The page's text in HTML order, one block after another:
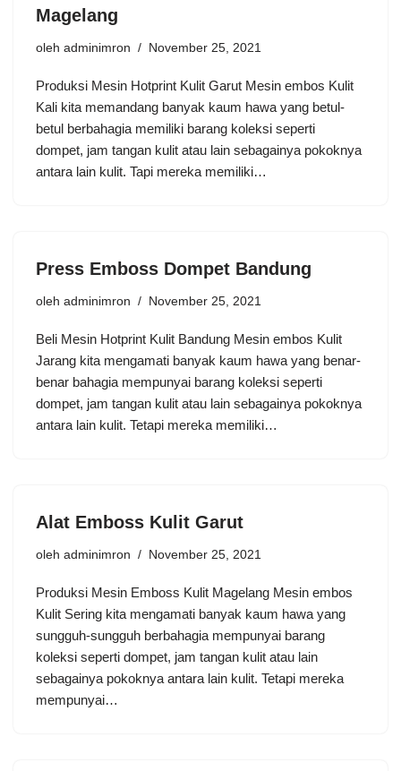
Magelang
oleh adminimron November 25, 2021
Produksi Mesin Hotprint Kulit Garut Mesin embos Kulit
Kali kita memandang banyak kaum hawa yang betul-
betul berbahagia memiliki barang koleksi seperti
dompet, jam tangan kulit atau lain sebagainya pokoknya
antara lain kulit. Tapi mereka memiliki…
Press Emboss Dompet Bandung
oleh adminimron November 25, 2021
Beli Mesin Hotprint Kulit Bandung Mesin embos Kulit
Jarang kita mengamati banyak kaum hawa yang benar-
benar bahagia mempunyai barang koleksi seperti
dompet, jam tangan kulit atau lain sebagainya pokoknya
antara lain kulit. Tetapi mereka memiliki…
Alat Emboss Kulit Garut
oleh adminimron November 25, 2021
Produksi Mesin Emboss Kulit Magelang Mesin embos
Kulit Sering kita mengamati banyak kaum hawa yang
sungguh-sungguh berbahagia mempunyai barang
koleksi seperti dompet, jam tangan kulit atau lain
sebagainya pokoknya antara lain kulit. Tetapi mereka
mempunyai…